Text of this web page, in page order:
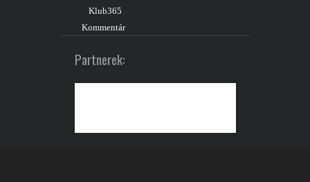
Klub365
Kommentár
Partnerek: